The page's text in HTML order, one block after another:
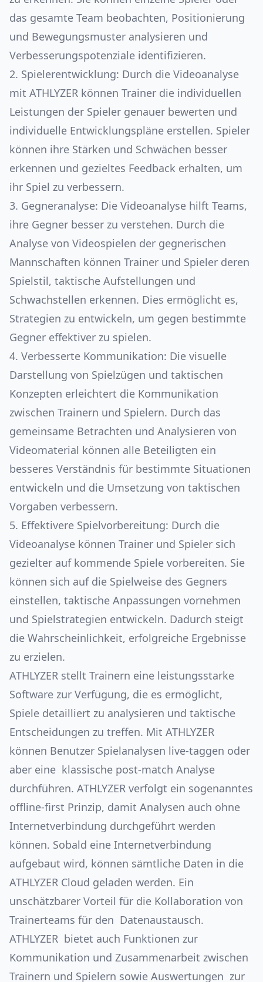
das gesamte Team beobachten, Positionierung
und Bewegungsmuster analysieren und
Verbesserungspotenziale identifizieren.
2. Spielerentwicklung: Durch die Videoanalyse
mit ATHLYZER können Trainer die individuellen
Leistungen der Spieler genauer bewerten und
individuelle Entwicklungspläne erstellen. Spieler
können ihre Stärken und Schwächen besser
erkennen und gezieltes Feedback erhalten, um
ihr Spiel zu verbessern.
3. Gegneranalyse: Die Videoanalyse hilft Teams,
ihre Gegner besser zu verstehen. Durch die
Analyse von Videospielen der gegnerischen
Mannschaften können Trainer und Spieler deren
Spielstil, taktische Aufstellungen und
Schwachstellen erkennen. Dies ermöglicht es,
Strategien zu entwickeln, um gegen bestimmte
Gegner effektiver zu spielen.
4. Verbesserte Kommunikation: Die visuelle
Darstellung von Spielzügen und taktischen
Konzepten erleichtert die Kommunikation
zwischen Trainern und Spielern. Durch das
gemeinsame Betrachten und Analysieren von
Videomaterial können alle Beteiligten ein
besseres Verständnis für bestimmte Situationen
entwickeln und die Umsetzung von taktischen
Vorgaben verbessern.
5. Effektivere Spielvorbereitung: Durch die
Videoanalyse können Trainer und Spieler sich
gezielter auf kommende Spiele vorbereiten. Sie
können sich auf die Spielweise des Gegners
einstellen, taktische Anpassungen vornehmen
und Spielstrategien entwickeln. Dadurch steigt
die Wahrscheinlichkeit, erfolgreiche Ergebnisse
zu erzielen.
ATHLYZER stellt Trainern eine leistungsstarke
Software zur Verfügung, die es ermöglicht,
Spiele detailliert zu analysieren und taktische
Entscheidungen zu treffen. Mit ATHLYZER
können Benutzer Spielanalysen live-taggen oder
aber eine klassische post-match Analyse
durchführen. ATHLYZER verfolgt ein sogenanntes
offline-first Prinzip, damit Analysen auch ohne
Internetverbindung durchgeführt werden
können. Sobald eine Internetverbindung
aufgebaut wird, können sämtliche Daten in die
ATHLYZER Cloud geladen werden. Ein
unschätzbarer Vorteil für die Kollaboration von
Trainerteams für den Datenaustausch.
ATHLYZER bietet auch Funktionen zur
Kommunikation und Zusammenarbeit zwischen
Trainern und Spielern sowie Auswertungen zur